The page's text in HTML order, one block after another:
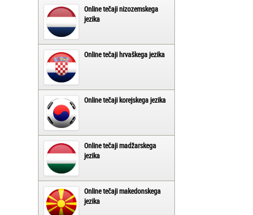
Online tečaji nizozemskega
jezika
Online tečaji hrvaškega jezika
Online tečaji korejskega jezika
Online tečaji madžarskega
jezika
Online tečaji makedonskega
jezika